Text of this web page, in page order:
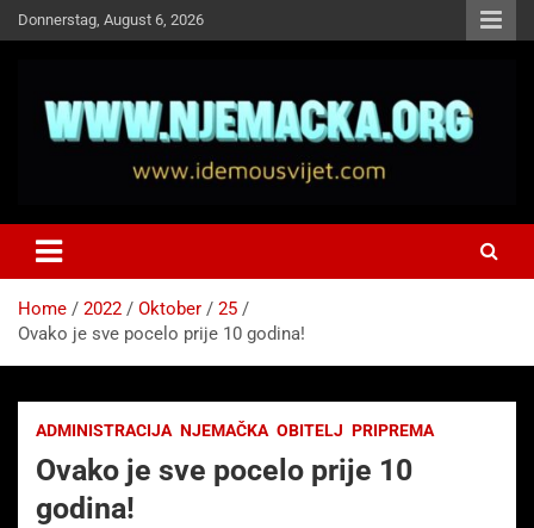
Skip
to
Donnerstag, August 6, 2026
Idemo u Svijet-Njemacka!
Home 2022 Oktober
25
Ovako je sve pocelo prije 10 godina!
ADMINISTRACIJA NJEMAČKA OBITELJ PRIPREMA
Ovako je sve pocelo prije 10
godina!